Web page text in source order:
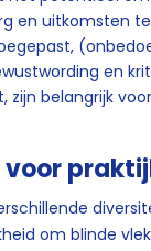
en uitkomsten
en
zijn belangrijk
voor
om blinde